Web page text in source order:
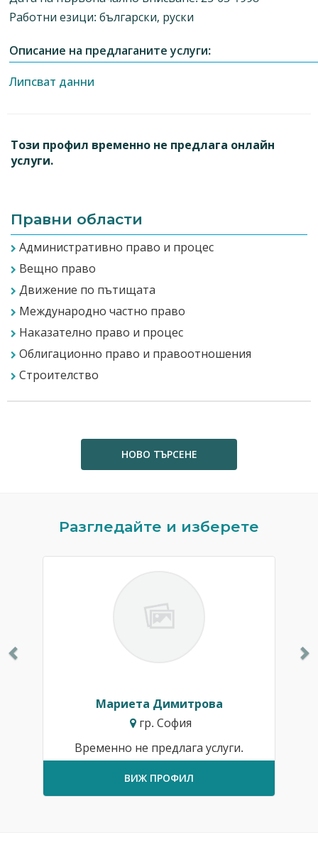
Работни езици: български, руски
Описание на предлаганите услуги:
Липсват данни
Този профил временно не предлага онлайн
услуги.
Правни области
Административно право и процес
Вещно право
Движение по пътищата
Международно частно право
Наказателно право и процес
Облигационно право и правоотношения
Строителство
НОВО ТЪРСЕНЕ
Разгледайте и изберете
Мариета Димитрова
гр. София
Временно не предлага услуги.
ВИЖ ПРОФИЛ